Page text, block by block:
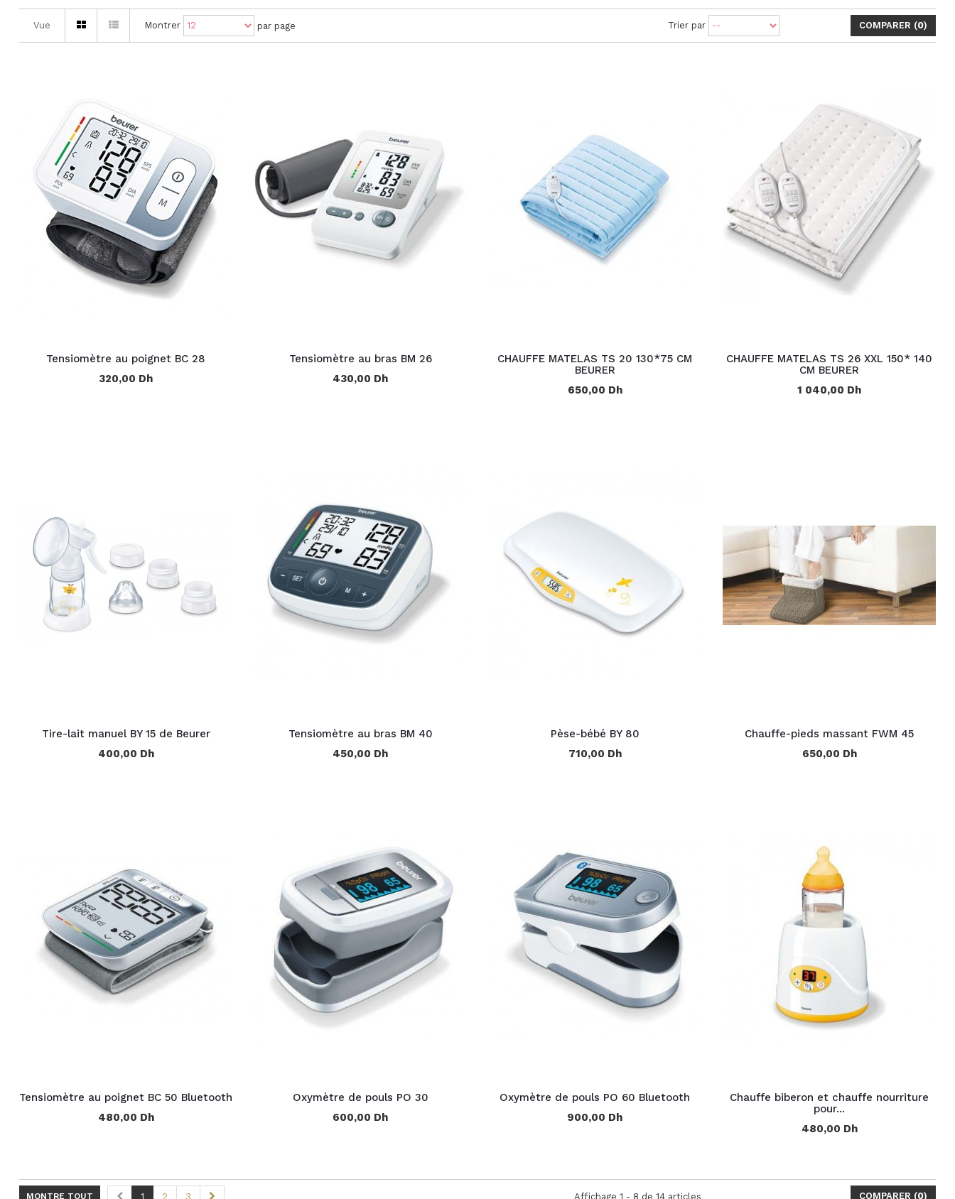
Vue Trier par
Montrer par page COMPARER (0)
Tensiomètre au poignet BC 28
320,00 Dh
Tensiomètre au bras BM 26
430,00 Dh
CHAUFFE MATELAS TS 20 130*75 CM
BEURER
650,00 Dh
CHAUFFE MATELAS TS 26 XXL 150* 140
CM BEURER
1 040,00 Dh
Tire-lait manuel BY 15 de Beurer
400,00 Dh
Tensiomètre au bras BM 40
450,00 Dh
Pèse-bébé BY 80
710,00 Dh
Chauffe-pieds massant FWM 45
650,00 Dh
Tensiomètre au poignet BC 50 Bluetooth
480,00 Dh
Oxymètre de pouls PO 30
600,00 Dh
Oxymètre de pouls PO 60 Bluetooth
900,00 Dh
Chauffe biberon et chauffe nourriture
pour...
480,00 Dh
MONTRE TOUT 1 2 3 Affichage 1 - 8 de 14 articles COMPARER (0)